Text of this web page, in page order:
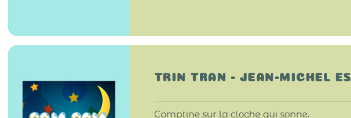
TRIN TRAN - JEAN-MICHEL
Comptine sur la cloche qui sonne.